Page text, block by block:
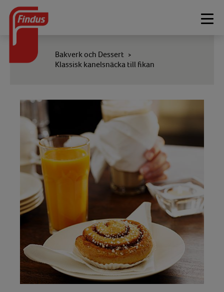
Bakverk och Dessert >
Klassisk kanelsnäcka till fikan